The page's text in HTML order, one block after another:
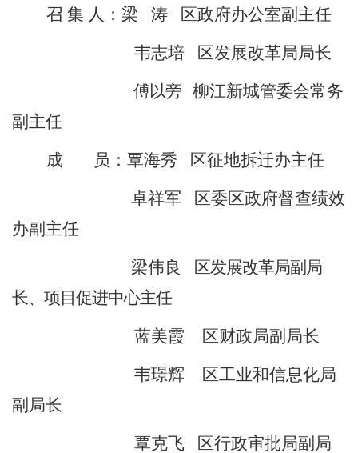
召 集 人：梁 涛
区政府办公室副主任
韦志培
区发展改革局局长
傅以旁 柳江新城管委会常务
副主任
成
员：覃海秀
区征地拆迁办主任
卓祥军
区委区政府督查绩效
办副主任
梁伟良
区发展改革局副局
长、项目促进中心主任
蓝美霞
区财政局副局长
韦璟辉
区工业和信息化局
副局长
覃克飞
区行政审批局副局